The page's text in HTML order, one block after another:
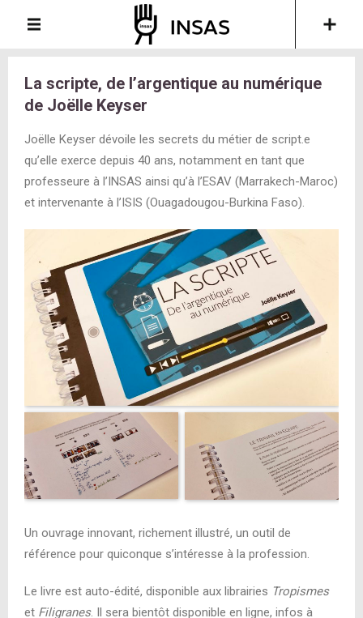
La scripte, de l’argentique au numérique
de Joëlle Keyser
Joëlle Keyser dévoile les secrets du métier de script.e
qu’elle exerce depuis 40 ans, notamment en tant que
professeure à l’INSAS ainsi qu’à l’ESAV (Marrakech-Maroc)
et intervenante à l’ISIS (Ouagadougou-Burkina Faso).
Un ouvrage innovant, richement illustré, un outil de
référence pour quiconque s’intéresse à la profession.
Le livre est auto-édité, disponible aux librairies Tropismes
et Filigranes. Il sera bientôt disponible en ligne, infos à